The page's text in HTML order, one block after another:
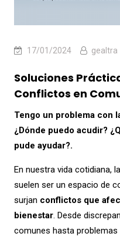
17/01/2024 gealtra
Soluciones
Conflictos en
Tengo un problema con
¿Dónde puedo acudir?
pude ayudar?.
En nuestra vida cotidiana,
suelen ser un espacio de
surjan conflictos que
bienestar. Desde
comunes hasta